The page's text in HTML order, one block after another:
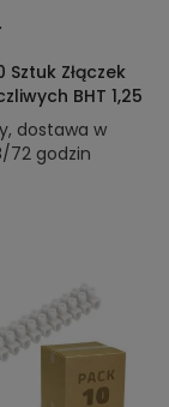
Sztuk Złączek
BHT 1,25
dostawa w
72 godzin